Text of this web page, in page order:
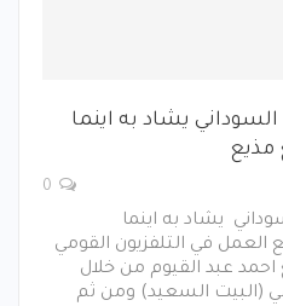
يشاد به اينما
مذيع
يشاد به اينما
في التلفزيون القومي
عبد القيوم من خلال
(البيت السعيد) ومن ثم